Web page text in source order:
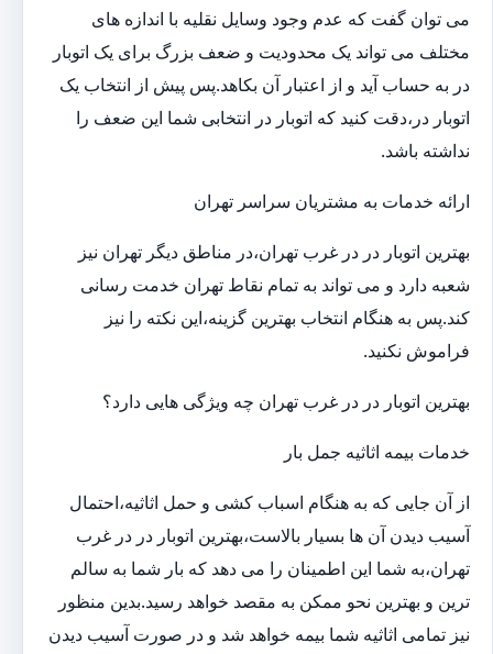
می توان گفت که عدم وجود وسایل نقلیه با اندازه های
مختلف می تواند یک محدودیت و ضعف بزرگ برای یک اتوبار
در به حساب آید و از اعتبار آن بکاهد.پس پیش از انتخاب یک
اتوبار در،دقت کنید که اتوبار در انتخابی شما این ضعف را
نداشته باشد.
ارائه خدمات به مشتریان سراسر تهران
بهترین اتوبار در در غرب تهران،در مناطق دیگر تهران نیز
شعبه دارد و می تواند به تمام نقاط تهران خدمت رسانی
کند.پس به هنگام انتخاب بهترین گزینه،این نکته را نیز
فراموش نکنید.
بهترین اتوبار در در غرب تهران چه ویژگی هایی دارد؟
خدمات بیمه اثاثیه جمل بار
از آن جایی که به هنگام اسباب کشی و حمل اثاثیه،احتمال
آسیب دیدن آن ها بسیار بالاست،بهترین اتوبار در در غرب
تهران،به شما این اطمینان را می دهد که بار شما به سالم
ترین و بهترین نحو ممکن به مقصد خواهد رسید.بدین منظور
نیز تمامی اثاثیه شما بیمه خواهد شد و در صورت آسیب دیدن